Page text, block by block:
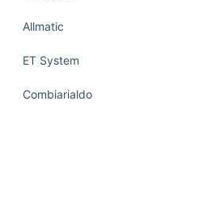
Allmatic
ET System
Combiarialdo